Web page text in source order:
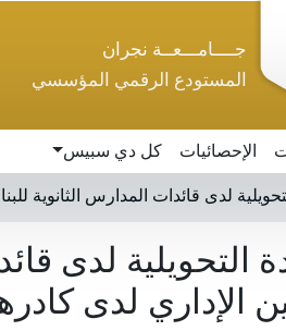
جــــامـــعــة نجران
المستودع الرقمي المؤسسي
الإحصائيات كل دي سبيس
لدى قائدات المدارس الثانوية
التحويلية لدى
الإداري لدى